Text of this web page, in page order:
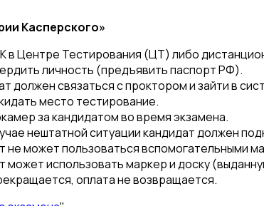
Касперского»
в Центре Тестирования (ЦТ) либо
личность (предъявить паспорт РФ).
должен связаться с проктором и зайти в
место тестирование.
за кандидатом во время экзамена.
нештатной ситуации кандидат должен
не может пользоваться вспомогательными
использовать маркер и доску
оплата не возвращается.